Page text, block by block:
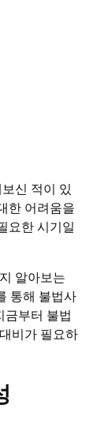
신 적이 있
한 어려움을
요한 시기일
알아보는
통해 불법사
금부터 불법
비가 필요하